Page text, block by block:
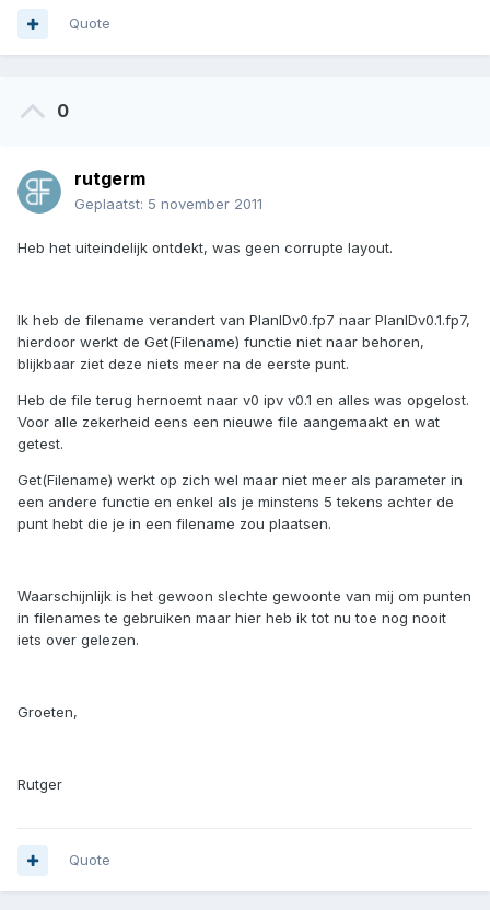
Quote
0
rutgerm
Geplaatst: 5 november 2011
Heb het uiteindelijk ontdekt, was geen corrupte layout.
Ik heb de filename verandert van PlanIDv0.fp7 naar PlanIDv0.1.fp7,
hierdoor werkt de Get(Filename) functie niet naar behoren,
blijkbaar ziet deze niets meer na de eerste punt.
Heb de file terug hernoemt naar v0 ipv v0.1 en alles was opgelost.
Voor alle zekerheid eens een nieuwe file aangemaakt en wat
getest.
Get(Filename) werkt op zich wel maar niet meer als parameter in
een andere functie en enkel als je minstens 5 tekens achter de
punt hebt die je in een filename zou plaatsen.
Waarschijnlijk is het gewoon slechte gewoonte van mij om punten
in filenames te gebruiken maar hier heb ik tot nu toe nog nooit
iets over gelezen.
Groeten,
Rutger
Quote